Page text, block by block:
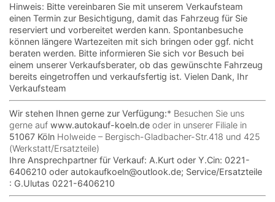
Hinweis: Bitte vereinbaren Sie mit unserem Verkaufsteam
einen Termin zur Besichtigung, damit das Fahrzeug für Sie
reserviert und vorbereitet werden kann. Spontanbesuche
können längere Wartezeiten mit sich bringen oder ggf. nicht
beraten werden. Bitte informieren Sie sich vor Besuch bei
einem unserer Verkaufsberater, ob das gewünschte Fahrzeug
bereits eingetroffen und verkaufsfertig ist. Vielen Dank, Ihr
Verkaufsteam
Wir stehen Ihnen gerne zur Verfügung:* Besuchen Sie uns
gerne auf www.autokauf-koeln.de oder in unserer Filiale in
51067 Köln Holweide – Bergisch-Gladbacher-Str.418 und 425
(Werkstatt/Ersatzteile)
Ihre Ansprechpartner für Verkauf: A.Kurt oder Y.Cin: 0221-
6406210 oder autokaufkoeln@outlook.de; Service/Ersatzteile
: G.Ulutas 0221-6406210